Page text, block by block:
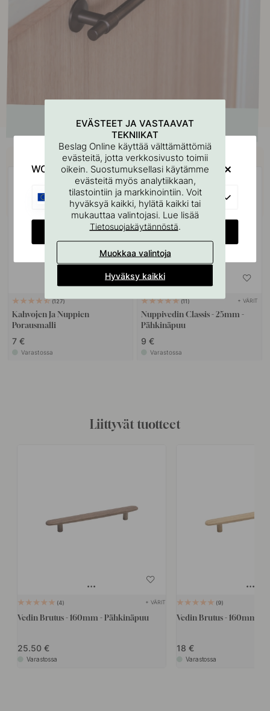
Osta yhdessä
127
Kahvojen Ja Nuppien
Porausmalli
7 €
Varastossa
11 + VÄRIT
Nuppivedin Classis - 25mm -
Pähkinäpuu
9 €
Varastossa
Liittyvät tuotteet
4 + VÄRIT
Vedin Brutus - 160mm - Pähkinäpuu
25.50
Varastossa
9
Vedin Brutus - 160mm -
18
Varastossa
EVÄSTEET JA VASTAAVAT
TEKNIIKAT
Beslag Online käyttää välttämättömiä
evästeitä, jotta verkkosivusto toimii
oikein. Suostumuksellasi käytämme
evästeitä myös analytiikkaan,
tilastointiin ja markkinointiin. Voit
hyväksyä kaikki, hylätä kaikki tai
mukauttaa valintojasi. Lue lisää
Tietosuojakäytännöstä.
Muokkaa valintoja
Hyväksy kaikki
WOULD YOU RATHER VISIT?
EU
CHANGE COUNTRY